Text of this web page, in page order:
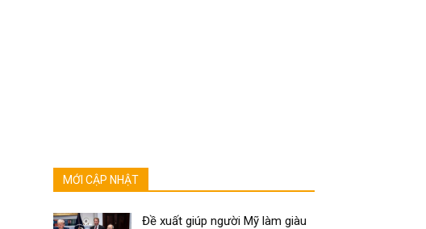
MỚI CẬP NHẬT
Đề xuất giúp người Mỹ làm giàu